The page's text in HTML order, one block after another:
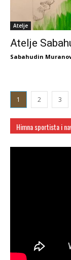
Atelje
Atelje
Sabahudin
1 2 3
Himna sportista i